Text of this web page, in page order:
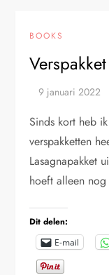
BOOKS
Sinds kort heb
verspakketten
Lasagnapakket
hoeft alleen
Dit delen:
E-mail